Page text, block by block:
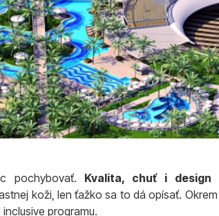
pochybovať. Kvalita, chuť i design
koži, len ťažko sa to dá opísať.
programu.